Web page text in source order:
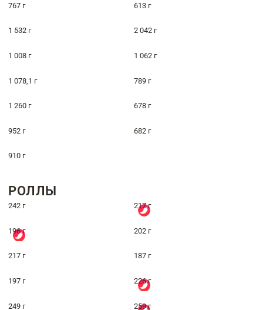
767 г 613 г
1 532 г 2 042 г
1 008 г 1 062 г
1 078,1 г 789 г
1 260 г 678 г
952 г 682 г
910 г
РОЛЛЫ
242 г 217 г
196 г 202 г
217 г 187 г
197 г 226 г
249 г 259 г